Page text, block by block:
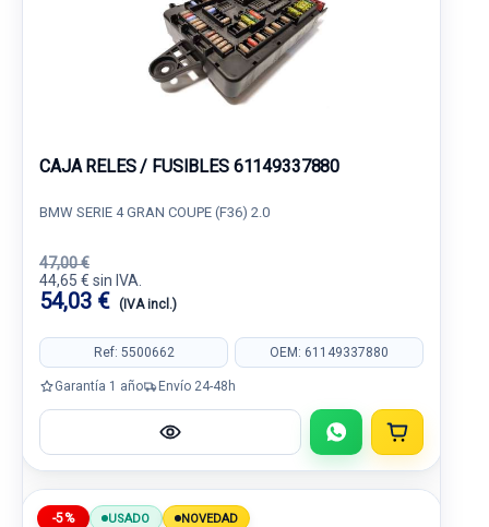
CAJA RELES / FUSIBLES 61149337880
BMW SERIE 4 GRAN COUPE (F36) 2.0
47,00 €
44,65 € sin IVA.
54,03 € (IVA incl.)
Ref: 5500662 OEM: 61149337880
Garantía 1 año Envío 24-48h
-5% USADO NOVEDAD